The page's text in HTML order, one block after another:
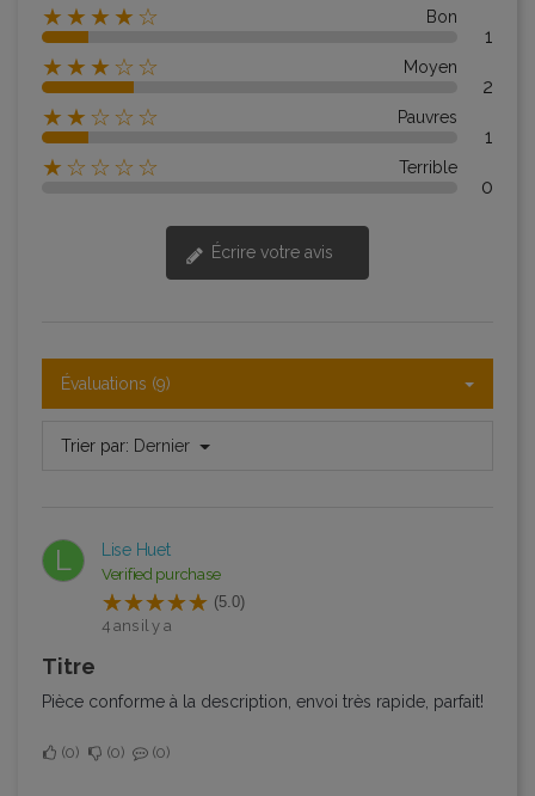
★★★★☆ Bon
1
★★★☆☆ Moyen
2
★★☆☆☆ Pauvres
1
★☆☆☆☆ Terrible
0
Écrire votre avis
Évaluations (9)
Trier par: Dernier
L Lise Huet
Verified purchase
(5.0)
4 ans il y a
Titre
Pièce conforme à la description, envoi très rapide, parfait!
0 0 0